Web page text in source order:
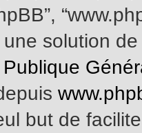
une solution
but de